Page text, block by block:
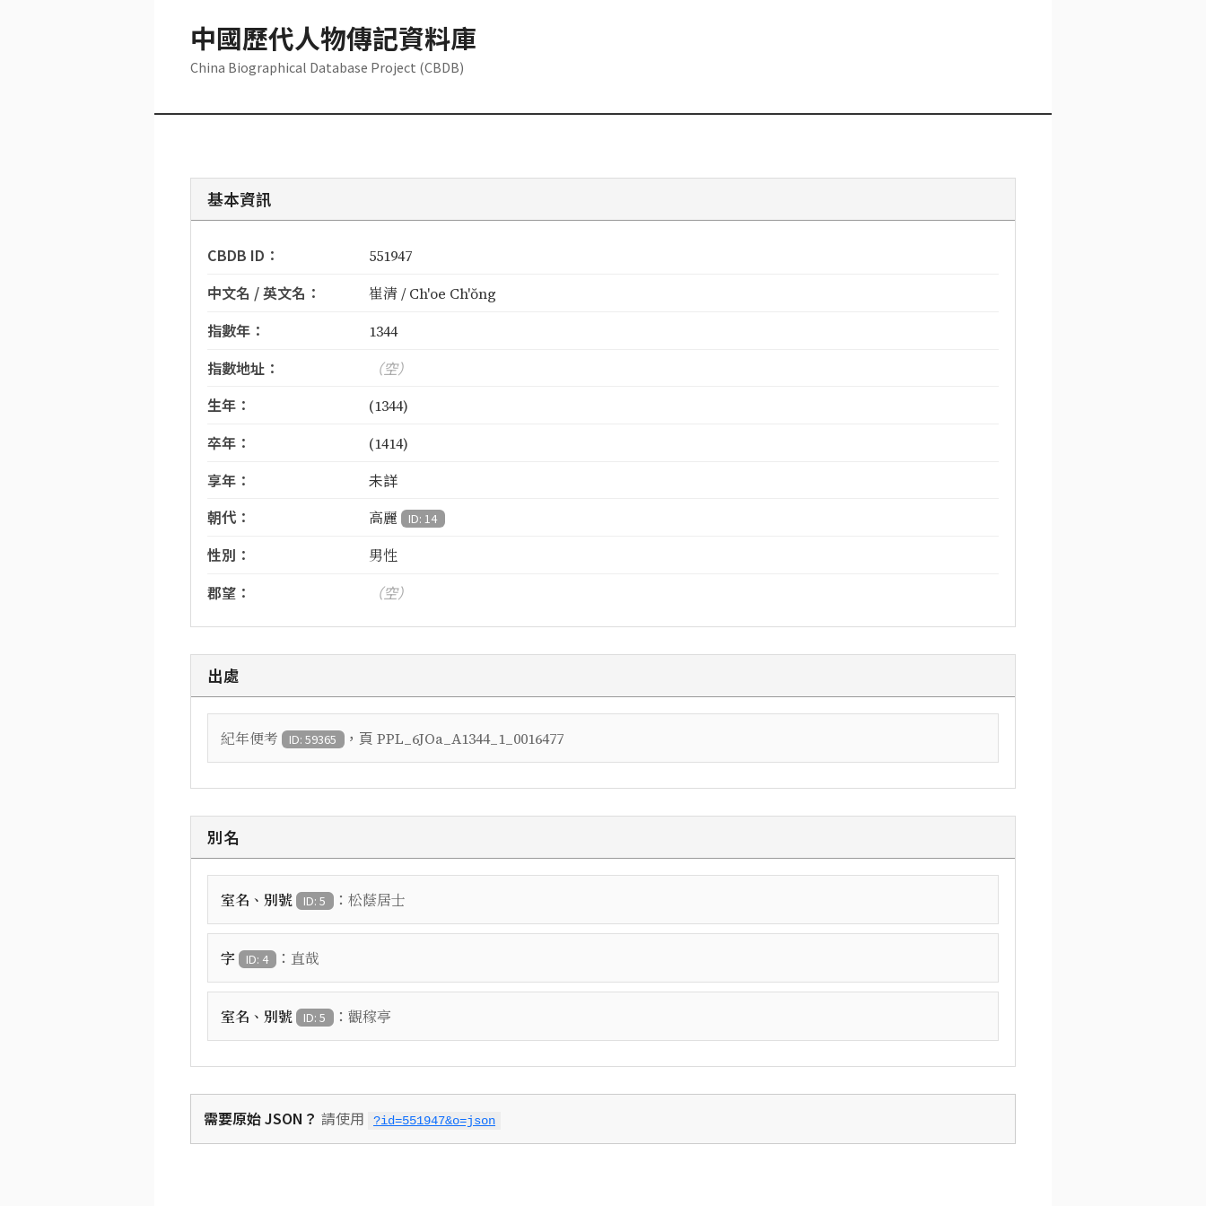
中國歷代人物傳記資料庫
China Biographical Database Project (CBDB)
基本資訊
CBDB ID： 551947
中文名 / 英文名： 崔清 / Ch'oe Ch'ŏng
指數年： 1344
指數地址：
（空）
生年：
(1344)
卒年： (1414)
享年：
未詳
朝代：
高麗 ID: 14
性別： 男性
郡望： （空）
出處
紀年便考 ID: 59365 ，頁 PPL_6JOa_A1344_1_0016477
別名
室名、別號 ID: 5 ： 松蔭居士
字 ID: 4 ： 直哉
室名、別號 ID: 5 ： 觀稼亭
需要原始 JSON？ 請使用 ?id=551947&o=json